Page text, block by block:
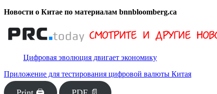
Новости о Китае по материалам bnnbloomberg.ca
Цифровая эволюция двигает экономику
Приложение для тестирования цифровой валюты Китая